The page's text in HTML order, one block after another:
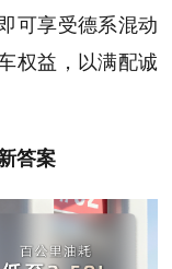
可享受德系混动
权益，以满配诚
答案